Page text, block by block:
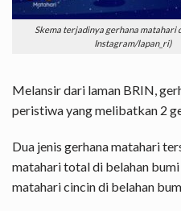
Skema terjadinya gerhana matahari
Instagram/lapan_ri)
Melansir dari laman BRIN,
peristiwa yang melibatkan 2
Dua jenis gerhana matahari
matahari total di belahan
matahari cincin di belahan